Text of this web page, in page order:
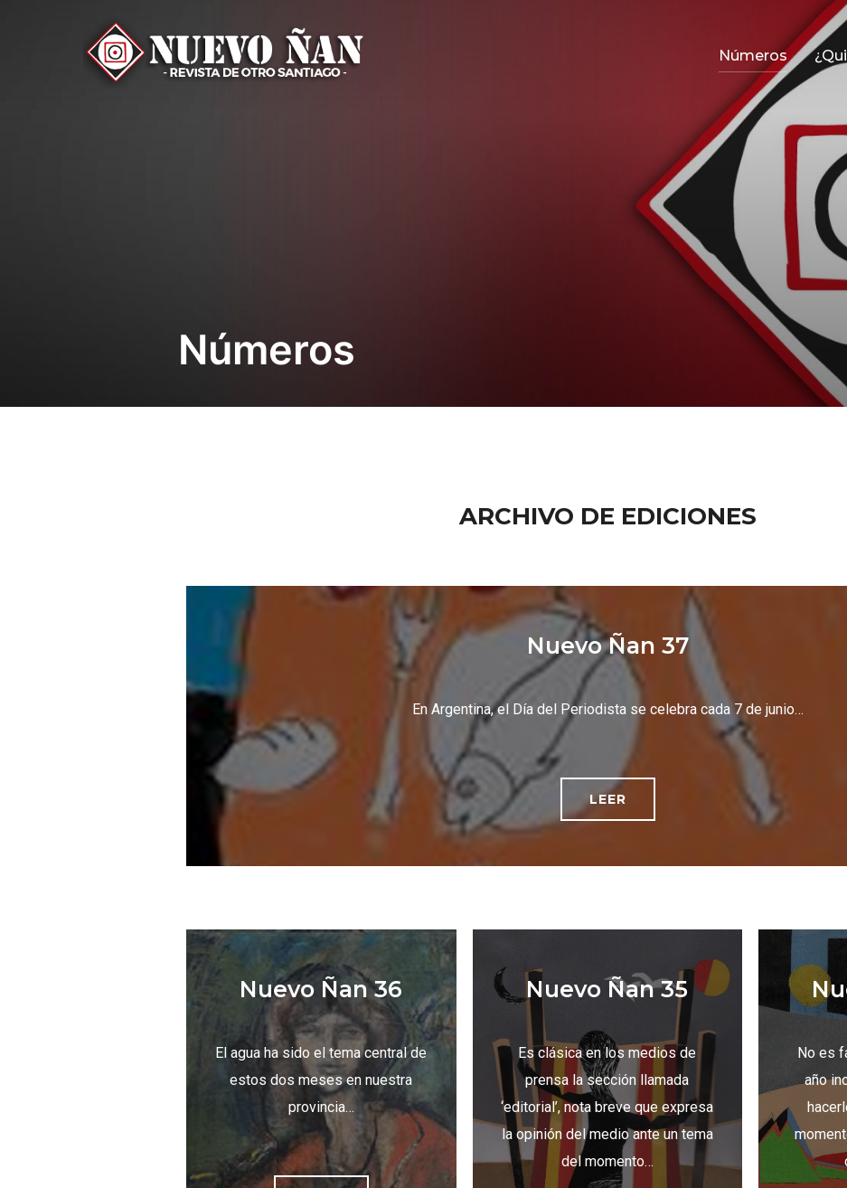
Números
Números
ARCHIVO DE EDICIONES
Nuevo Ñan 37
En Argentina, el Día del Periodista se celebra cada 7 de junio…
LEER
Nuevo Ñan 36
El agua ha sido el tema central de
estos dos meses en nuestra
provincia…
Nuevo Ñan 35
Es clásica en los medios de
prensa la sección llamada
‘editorial’, nota breve que expresa
la opinión del medio ante un tema
del momento…
No es
año